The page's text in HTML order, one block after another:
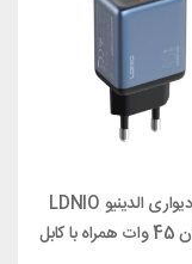
شارژر دیواری الدینیو LDNIO